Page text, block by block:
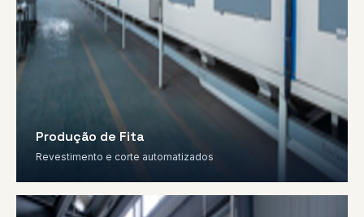
Produção de Fita
Revestimento e corte automatizados